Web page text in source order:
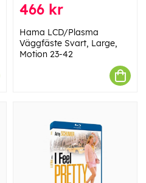
466 kr
Hama LCD/Plasma
Väggfäste Svart, Large,
Motion 23-42